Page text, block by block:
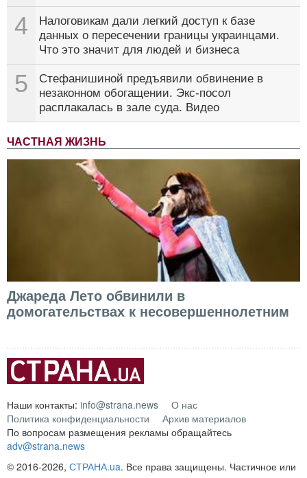
4
Налоговикам дали легкий доступ к базе
данных о пересечении границы украинцами.
Что это значит для людей и бизнеса
5
Стефанишиной предъявили обвинение в
незаконном обогащении. Экс-посол
расплакалась в зале суда. Видео
ЧАСТНАЯ ЖИЗНЬ
Джареда Лето обвинили в
домогательствах к несовершеннолетним
Наши контакты: info@strana.news
О нас
Политика конфиденциальности
Архив материалов
По вопросам размещения рекламы обращайтесь
adv@strana.news
© 2016-2026, СТРАНА.ua. Все права защищены. Частичное или